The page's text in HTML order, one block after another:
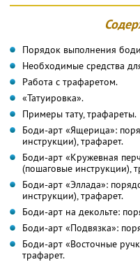
Порядок выполнения
Необходимые средства
Работа с трафаретом.
«Татуировка».
Примеры тату, трафареты.
Боди-арт «Ящерица»:
инструкции), трафарет.
Боди-арт «Кружевная
(пошаговые инструкции),
Боди-арт «Эллада»:
инструкции), трафарет.
Боди-арт на декольте:
Боди-арт «Подвязка»:
Боди-арт «Восточные
трафарет.